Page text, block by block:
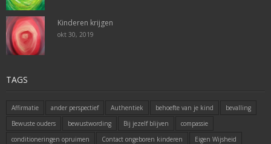
Kinderen krijgen
okt 30, 2019
TAGS
Affirmatie ander perspectief Authentiek behoefte van je kind
bevalling
Bewuste ouders
bewustwording Bij jezelf blijven
compassie
conditioneringen opruimen
Contact ongeboren kinderen
Eigen Wijsheid